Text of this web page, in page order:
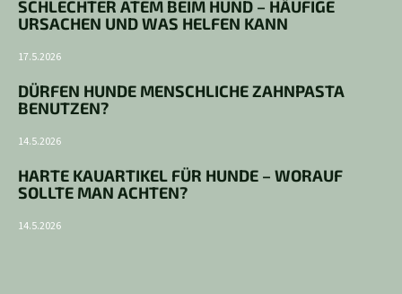
SCHLECHTER ATEM BEIM HUND – HÄUFIGE
URSACHEN UND WAS HELFEN KANN
17.5.2026
DÜRFEN HUNDE MENSCHLICHE ZAHNPASTA
BENUTZEN?
14.5.2026
HARTE KAUARTIKEL FÜR HUNDE – WORAUF
SOLLTE MAN ACHTEN?
14.5.2026